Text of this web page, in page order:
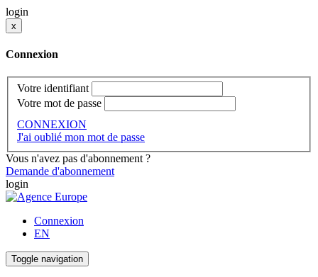
login
x
Connexion
Votre identifiant
Votre mot de passe
CONNEXION
J'ai oublié mon mot de passe
Vous n'avez pas d'abonnement ?
Demande d'abonnement
login
Connexion
EN
Toggle navigation